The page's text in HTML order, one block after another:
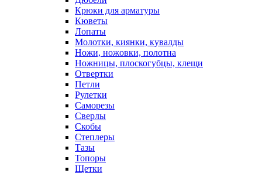
Крюки для арматуры
Кюветы
Лопаты
Молотки, киянки, кувалды
Ножи, ножовки, полотна
Ножницы, плоскогубцы, клещи
Отвертки
Петли
Рулетки
Саморезы
Сверлы
Скобы
Степлеры
Тазы
Топоры
Щетки